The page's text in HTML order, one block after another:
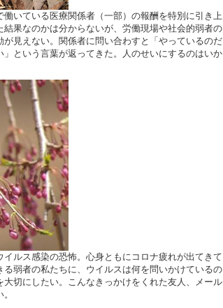
いている医療関係者（一部）の報酬を特別に引き上
果なのかは分からないが、労働現場や社会的弱者の
見えない。関係者に問い合わすと「やっているのだ
という言葉が返ってきた。人のせいにするのはいか
ルス感染の恐怖。心身ともにコロナ疲れが出てきて
弱者の私たちに、ウイルスは何を問いかけているの
切にしたい。こんなきっかけをくれた友人、メール